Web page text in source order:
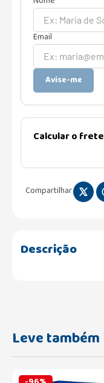
Avise-me
Calcular o frete
Compartilhar
Descrição
Leve também